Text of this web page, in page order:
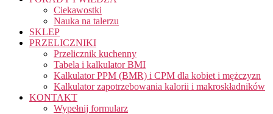
Ciekawostki
Nauka na talerzu
SKLEP
PRZELICZNIKI
Przelicznik kuchenny
Tabela i kalkulator BMI
Kalkulator PPM (BMR) i CPM dla kobiet i mężczyzn
Kalkulator zapotrzebowania kalorii i makroskładników
KONTAKT
Wypełnij formularz